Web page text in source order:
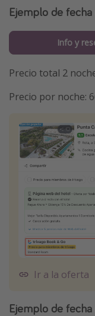
Ejemplo de
Info y
Precio total 2
Precio por noche:
Ir a la oferta
Ejemplo de